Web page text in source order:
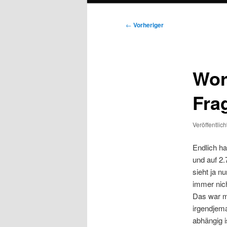
Beitragsnavigation
← Vorheriger
Endlich
und auf
sieht ja
immer
Das war
abhängig